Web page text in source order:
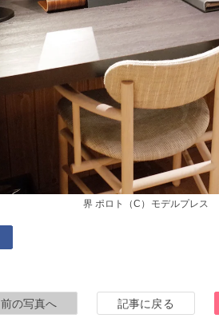
界 ポロト（C）モデルプレス
前の写真へ 記事に戻る